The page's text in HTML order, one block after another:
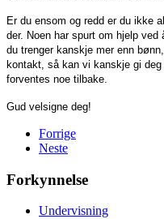
Er du ensom og redd er du ikke
der. Noen har spurt om hjelp
du trenger kanskje mer enn
kontakt, så kan vi kanskje gi
forventes noe tilbake.
Gud velsigne deg!
Forrige
Neste
Forkynnelse
Undervisning